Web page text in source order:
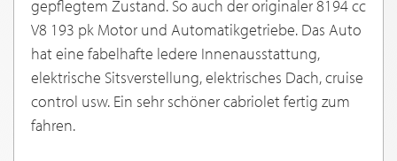
gepflegtem Zustand. So auch der originaler 8194 cc
V8 193 pk Motor und Automatikgetriebe. Das Auto
hat eine fabelhafte ledere Innenausstattung,
elektrische Sitsverstellung, elektrisches Dach, cruise
control usw. Ein sehr schöner cabriolet fertig zum
fahren.